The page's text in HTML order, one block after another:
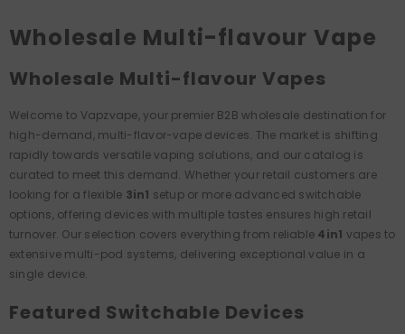
Wholesale Multi-flavour Vape
Wholesale Multi-flavour Vapes
Welcome to Vapzvape, your premier B2B wholesale destination for
high-demand, multi-flavor-vape devices. The market is shifting
rapidly towards versatile vaping solutions, and our catalog is
curated to meet this demand. Whether your retail customers are
looking for a flexible 3in1 setup or more advanced switchable
options, offering devices with multiple tastes ensures high retail
turnover. Our selection covers everything from reliable 4in1 vapes to
extensive multi-pod systems, delivering exceptional value in a
single device.
Featured Switchable Devices